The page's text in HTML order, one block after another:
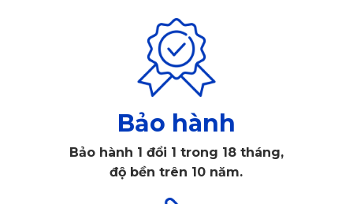
liệu cao cấp, dẻo dai và thân thiện với môi trường. Đây là
vật liệu đã được chứng nhận an toàn bởi các tổ chức uy tín
như SGS châu Âu, TUV, RoHS và ISO.
Bảo hành
Bảo hành 1 đổi 1 trong 18 tháng,
độ bền trên 10 năm.